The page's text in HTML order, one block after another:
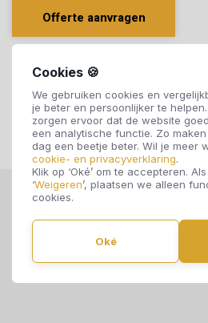
Cookies 🍪
We gebruiken cookies en
je beter en persoonlijker te
zorgen ervoor dat de website
een analytische functie. Zo
dag een beetje beter. Wil je meer
cookie- en privacyverklaring.
Klik op ‘Oké’ om te accepteren.
‘Weigeren’, plaatsen we alleen
cookies.
Oké
Offerte aanvragen